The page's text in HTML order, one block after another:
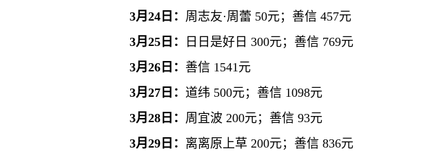
3月24日： 周志友·周蕾 50元；善信 457元
3月25日：
日日是好日 300元；善信 769元
3月26日： 善信 1541元
3月27日： 道纬 500元；善信 1098元
3月28日： 周宜波 200元；善信 93元
3月29日： 离离原上草 200元；善信 836元